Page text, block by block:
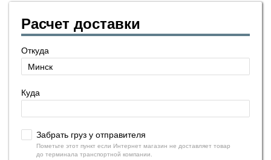
Расчет доставки
Откуда
Куда
Забрать груз у отправителя
Пометьте этот пункт если Интернет магазин не доставляет товар
до терминала транспортной компании.